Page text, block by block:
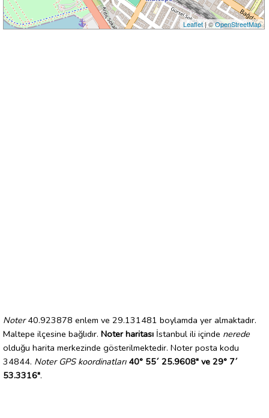
Leaflet| ©OpenStreetMap
Noter40.923878 enlem ve 29.131481 boylamda yer almaktadır.
Maltepe ilçesine bağlıdır. Noter haritası İstanbul ili içinde nerede
olduğu harita merkezinde gösterilmektedir. Noter posta kodu
34844. Noter GPS koordinatları 40° 55´ 25.9608" ve 29° 7´
53.3316".